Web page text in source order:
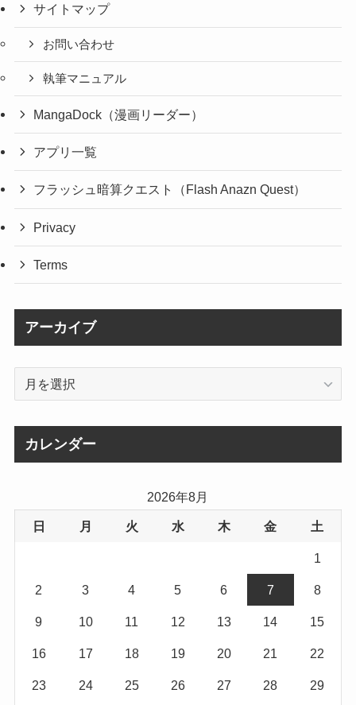
サイトマップ
お問い合わせ
執筆マニュアル
MangaDock（漫画リーダー）
アプリ一覧
フラッシュ暗算クエスト（Flash Anazn Quest）
Privacy
Terms
アーカイブ
カレンダー
2026年8月
日 月 火 水 木 金 土
1
2 3 4 5 6 7 8
9 10 11 12 13 14 15
16 17 18 19 20 21 22
23 24 25 26 27 28 29